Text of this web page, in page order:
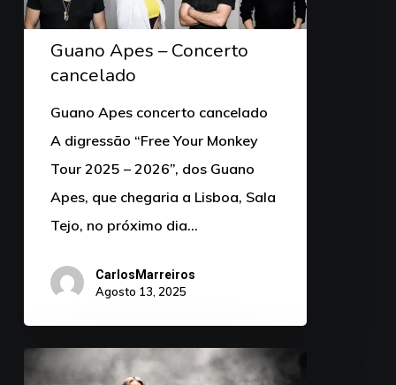
Guano Apes – Concerto
cancelado
Guano Apes concerto cancelado
A digressão “Free Your Monkey
Tour 2025 – 2026”, dos Guano
Apes, que chegaria a Lisboa, Sala
Tejo, no próximo dia…
CarlosMarreiros
Agosto 13, 2025